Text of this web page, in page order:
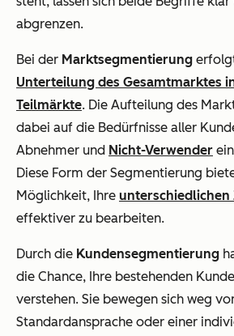
abgrenzen.
Bei der Marktsegmentierung
Unterteilung des Gesamtmarktes
Teilmärkte. Die Aufteilung des
dabei auf die Bedürfnisse aller
Abnehmer und Nicht-Verwender
Diese Form der Segmentierung
Möglichkeit, Ihre unterschiedlichen
effektiver zu bearbeiten.
Durch die Kundensegmentierung
die Chance, Ihre bestehenden
verstehen. Sie bewegen sich weg
Standardansprache oder einer